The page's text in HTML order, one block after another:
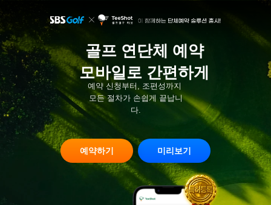
골프 연단체 예약
모바일로 간편하게
예약 신청부터, 조편성까지
모든 절차가 손쉽게 끝납니
다.
미리보기
예약하기